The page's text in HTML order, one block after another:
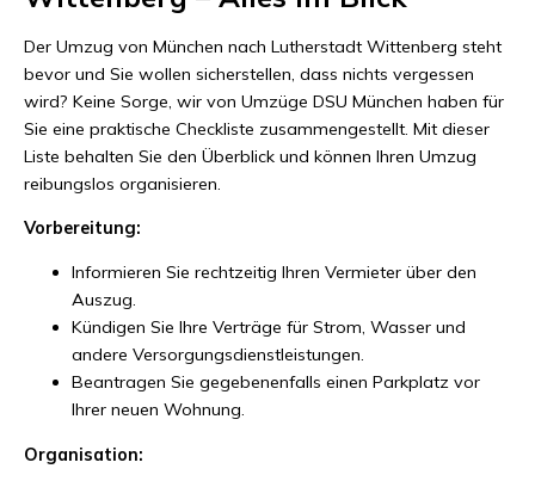
Der Umzug von München nach Lutherstadt Wittenberg steht
bevor und Sie wollen sicherstellen, dass nichts vergessen
wird? Keine Sorge, wir von Umzüge DSU München haben für
Sie eine praktische Checkliste zusammengestellt. Mit dieser
Liste behalten Sie den Überblick und können Ihren Umzug
reibungslos organisieren.
Vorbereitung:
Informieren Sie rechtzeitig Ihren Vermieter über den
Auszug.
Kündigen Sie Ihre Verträge für Strom, Wasser und
andere Versorgungsdienstleistungen.
Beantragen Sie gegebenenfalls einen Parkplatz vor
Ihrer neuen Wohnung.
Organisation: